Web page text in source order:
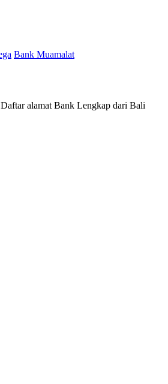
Bank Muamalat
alamat Bank Lengkap dari Bali